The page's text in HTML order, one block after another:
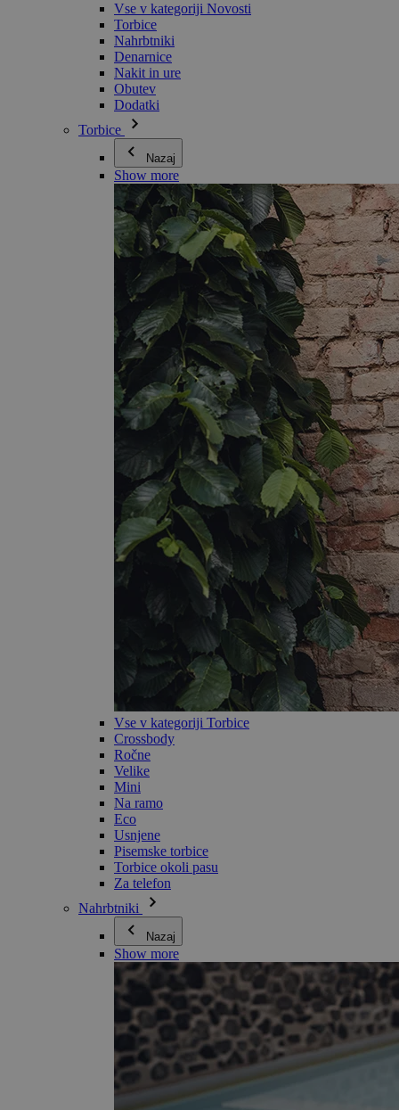
Vse v kategoriji Novosti
Torbice
Nahrbtniki
Denarnice
Nakit in ure
Obutev
Dodatki
Torbice
Nazaj
Show more
Vse v kategoriji Torbice
Crossbody
Ročne
Velike
Mini
Na ramo
Eco
Usnjene
Pisemske torbice
Torbice okoli pasu
Za telefon
Nahrbtniki
Nazaj
Show more